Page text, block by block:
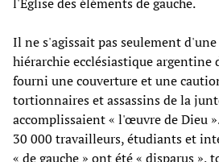
Il ne s'agissait pas seulement
hiérarchie ecclésiastique argentine
fourni une couverture et une
tortionnaires et assassins de la
accomplissaient « l'œuvre de Dieu
30 000 travailleurs, étudiants et
« de gauche » ont été « disparus »,